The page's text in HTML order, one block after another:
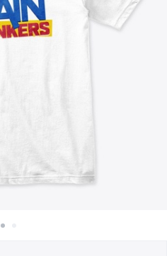
todas partes